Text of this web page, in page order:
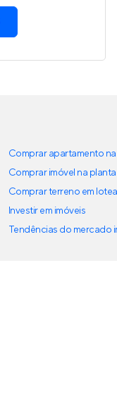
Comprar apartamento
Comprar imóvel na planta
Comprar terreno em
Investir em imóveis
Tendências do mercado